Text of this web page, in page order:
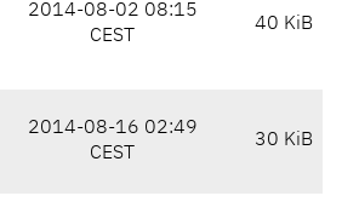
2014-08-02 08:15
CEST
40 KiB
2014-08-16 02:49
CEST
30 KiB